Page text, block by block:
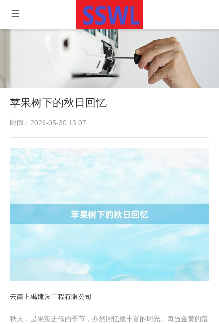
苹果树下的秋日回忆
时间：2026-05-30 13:07
云南上禹建设工程有限公司
秋天，是果实进修的季节，亦然回忆最丰富的时光。每当金黄的落